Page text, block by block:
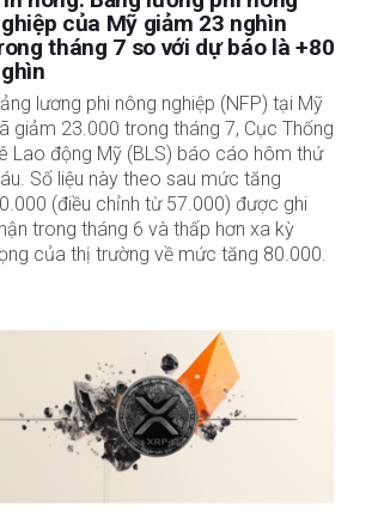
của Mỹ giảm 23 nghìn
tháng 7 so với dự báo là +80
lương phi nông nghiệp (NFP) tại Mỹ
giảm 23.000 trong tháng 7, Cục Thống
Lao động Mỹ (BLS) báo cáo hôm thứ
Số liệu này theo sau mức tăng
(điều chỉnh từ 57.000) được ghi
trong tháng 6 và thấp hơn xa kỳ
của thị trường về mức tăng 80.000.